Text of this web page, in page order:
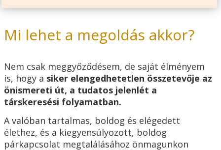
Mi lehet a megoldás akkor?
Nem csak meggyőződésem, de saját élményem
is, hogy a siker elengedhetetlen összetevője az
önismereti út, a tudatos jelenlét a
társkeresési folyamatban.
A valóban tartalmas, boldog és elégedett
élethez, és a kiegyensúlyozott, boldog
párkapcsolat megtalálásához önmagunkon